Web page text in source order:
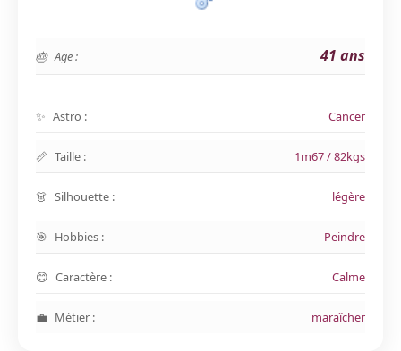
Age : 41 ans
Astro : Cancer
Taille : 1m67 / 82kgs
Silhouette : légère
Hobbies : Peindre
Caractère : Calme
Métier : maraîcher